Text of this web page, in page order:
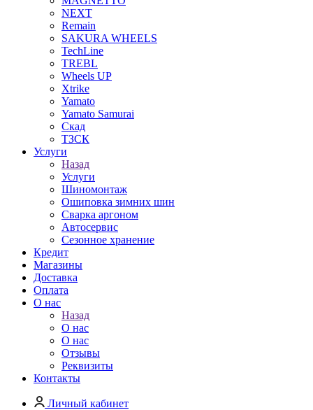
NEXT
Remain
SAKURA WHEELS
TechLine
TREBL
Wheels UP
Xtrike
Yamato
Yamato Samurai
Скад
ТЗСК
Услуги
Назад
Услуги
Шиномонтаж
Ошиповка зимних шин
Сварка аргоном
Автосервис
Сезонное хранение
Кредит
Магазины
Доставка
Оплата
О нас
Назад
О нас
О нас
Отзывы
Реквизиты
Контакты
Личный кабинет